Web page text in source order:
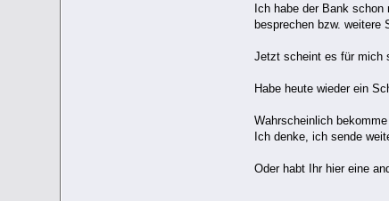
Ich habe der Bank
besprechen bzw. weitere
Jetzt scheint es für mich
Habe heute wieder ein
Wahrscheinlich
Ich denke, ich sende
Oder habt Ihr hier eine